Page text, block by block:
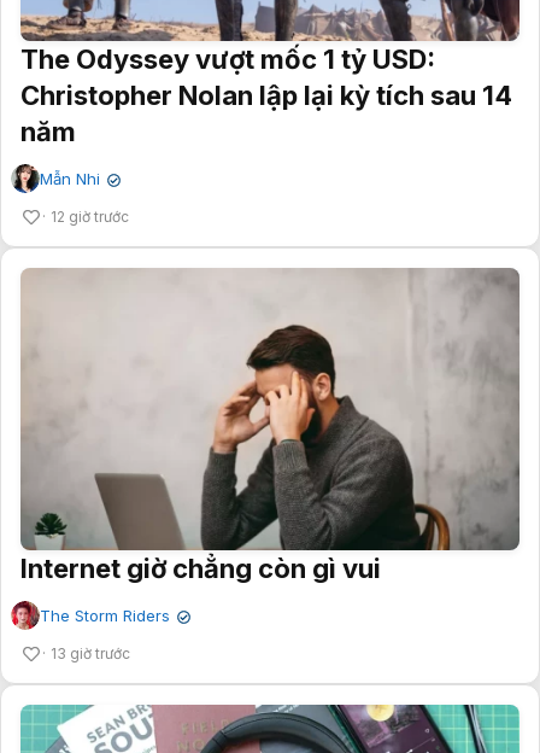
The Odyssey vượt mốc 1 tỷ USD:
Christopher Nolan lập lại kỳ tích sau 14
năm
Mẫn Nhi ✔
12 giờ trước
Internet giờ chẳng còn gì vui
The Storm Riders ✔
13 giờ trước